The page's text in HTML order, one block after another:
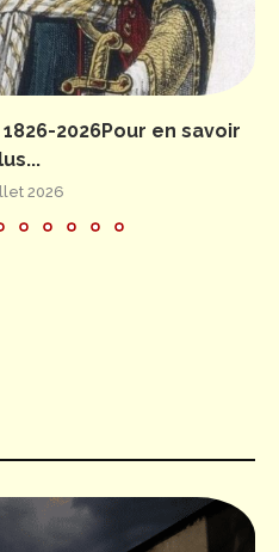
2026Pour en savoir
2026